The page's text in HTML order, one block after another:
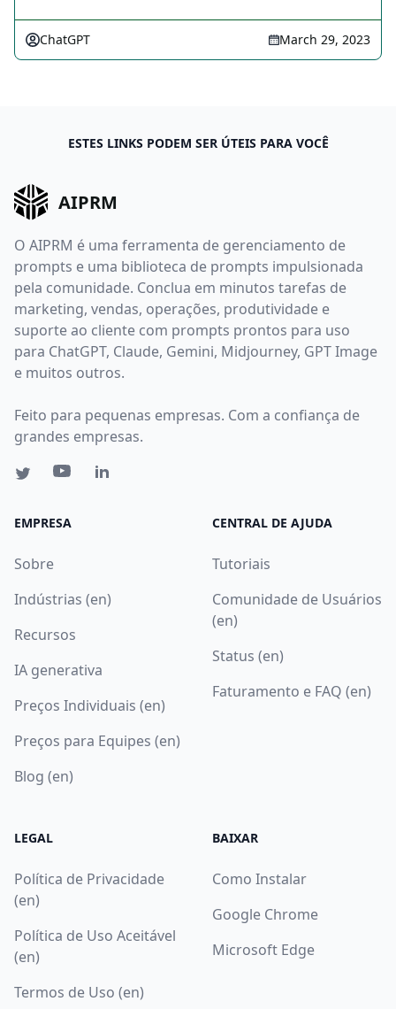
ChatGPT March 29, 2023
ESTES LINKS PODEM SER ÚTEIS PARA VOCÊ
AIPRM
O AIPRM é uma ferramenta de gerenciamento de
prompts e uma biblioteca de prompts impulsionada
pela comunidade. Conclua em minutos tarefas de
marketing, vendas, operações, produtividade e
suporte ao cliente com prompts prontos para uso
para ChatGPT, Claude, Gemini, Midjourney, GPT Image
e muitos outros.
Feito para pequenas empresas. Com a confiança de
grandes empresas.
EMPRESA
Sobre
Indústrias (en)
Recursos
IA generativa
Preços Individuais (en)
Preços para Equipes (en)
Blog (en)
CENTRAL DE AJUDA
Tutoriais
Comunidade de Usuários
(en)
Status (en)
Faturamento e FAQ (en)
LEGAL
Política de Privacidade
(en)
Política de Uso Aceitável
(en)
Termos de Uso (en)
BAIXAR
Como Instalar
Google Chrome
Microsoft Edge